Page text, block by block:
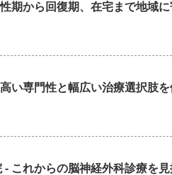
期から回復期、在宅まで地域
い専門性と幅広い治療選択肢
- これからの脳神経外科診療を